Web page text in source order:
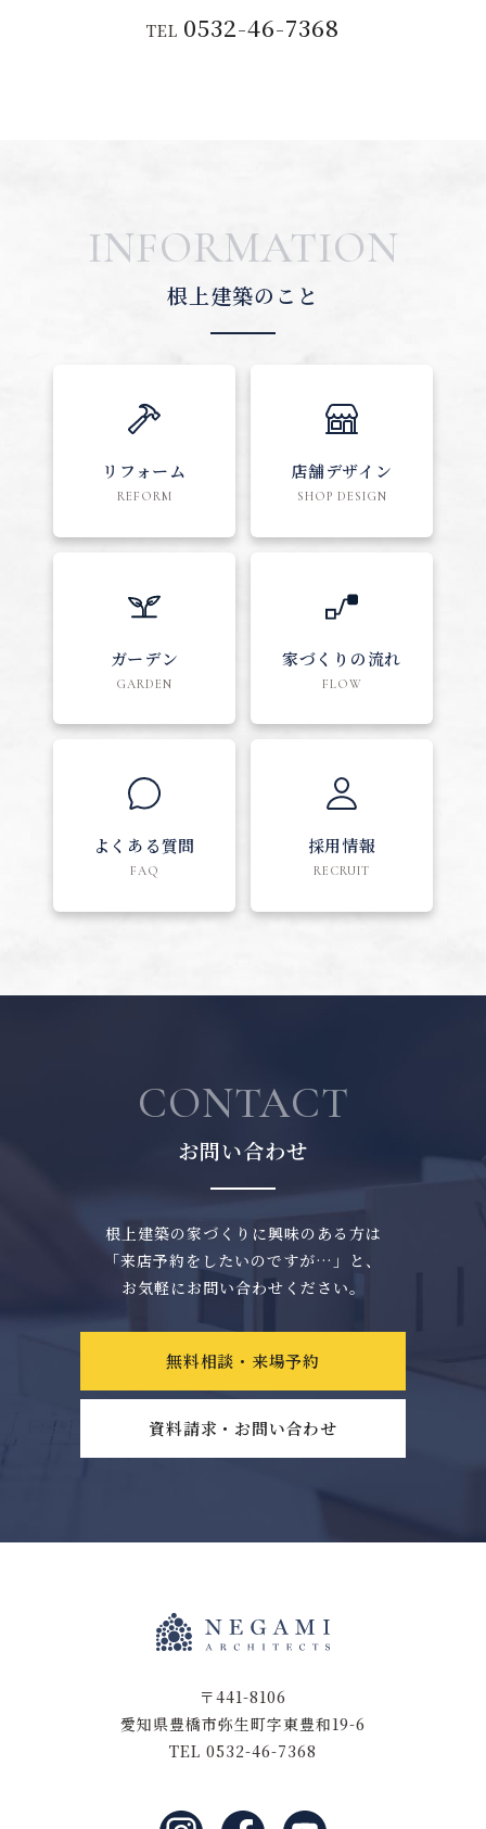
TEL 0532-46-7368
INFORMATION
根上建築のこと
リフォーム
REFORM
店舗デザイン
SHOP DESIGN
ガーデン
GARDEN
家づくりの流れ
FLOW
よくある質問
FAQ
採用情報
RECRUIT
CONTACT
お問い合わせ
根上建築の家づくりに興味のある方は
「来店予約をしたいのですが…」と、
お気軽にお問い合わせください。
無料相談・来場予約
資料請求・お問い合わせ
〒441-8106
愛知県豊橋市弥生町字東豊和19-6
TEL 0532-46-7368